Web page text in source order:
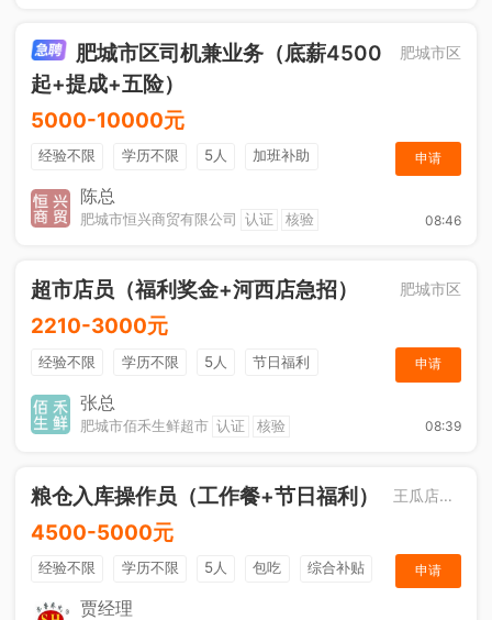
肥城市区司机兼业务（底薪4500
起+提成+五险）
肥城市区
5000-10000元
经验不限 学历不限 5人
加班补助
综合补贴
社保五险
申请
陈总
肥城市恒兴商贸有限公司 认证 核验 08:46
超市店员（福利奖金+河西店急招） 肥城市区
2210-3000元
经验不限 学历不限 5人
节日福利
综合补贴
申请
张总
肥城市佰禾生鲜超市 认证 核验 08:39
粮仓入库操作员（工作餐+节日福利） 王瓜店街道
4500-5000元
经验不限 学历不限 5人 包吃
综合补贴
奖励计划
申请
贾经理